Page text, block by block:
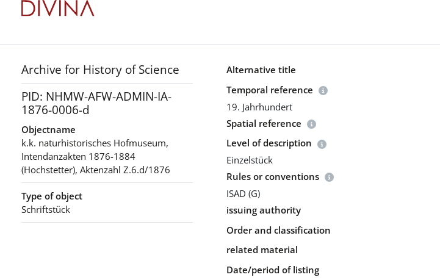
Archive for History of Science
PID: NHMW-AFW-ADMIN-IA-
1876-0006-d
Objectname
k.k. naturhistorisches Hofmuseum,
Intendanzakten 1876-1884
(Hochstetter), Aktenzahl Z.6.d/1876
Type of object
Schriftstück
Alternative title
Temporal reference
19. Jahrhundert
Spatial reference
Level of description
Einzelstück
Rules or conventions
ISAD (G)
issuing authority
Order and classification
related material
Date/period of listing